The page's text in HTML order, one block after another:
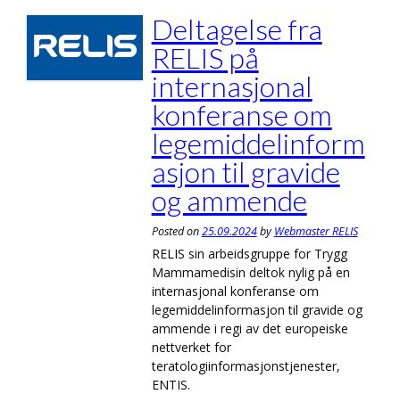
Deltagelse fra
RELIS på
internasjonal
konferanse om
legemiddelinform
asjon til gravide
og ammende
Posted on25.09.2024byWebmaster RELIS
RELIS sin arbeidsgruppe for Trygg
Mammamedisin deltok nylig på en
internasjonal konferanse om
legemiddelinformasjon til gravide og
ammende i regi av det europeiske
nettverket for
teratologiinformasjonstjenester,
ENTIS.